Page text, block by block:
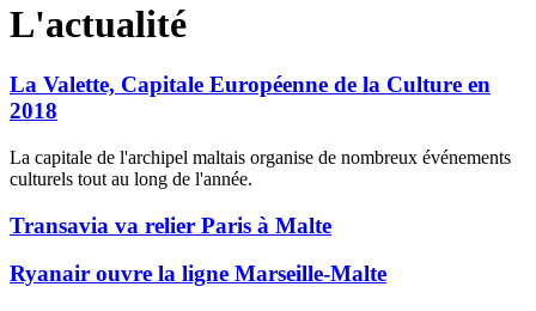
L'actualité
La Valette, Capitale Européenne de la Culture en
2018
La capitale de l'archipel maltais organise de nombreux événements
culturels tout au long de l'année.
Transavia va relier Paris à Malte
Ryanair ouvre la ligne Marseille-Malte